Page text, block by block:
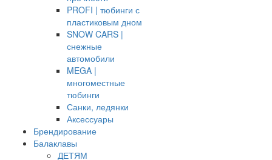
PROFI | тюбинги с
пластиковым дном
SNOW CARS |
снежные
автомобили
MEGA |
многоместные
тюбинги
Санки, ледянки
Аксессуары
Брендирование
Балаклавы
ДЕТЯМ